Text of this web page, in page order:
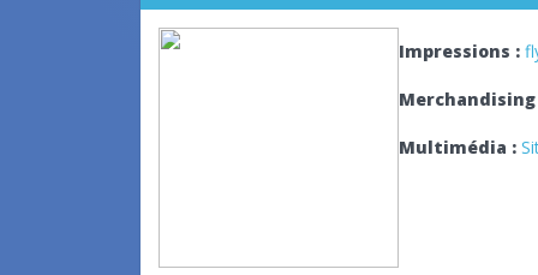
Impressions :
Merchandising
Multimédia :